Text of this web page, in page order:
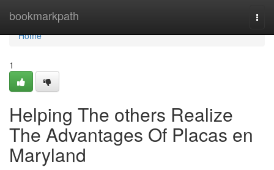
bookmarkpath
Home
Home
1
Helping The others Realize
The Advantages Of Placas en
Maryland